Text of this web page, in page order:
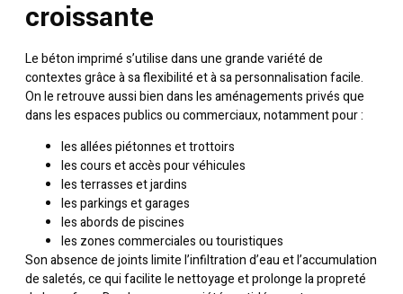
croissante
Le béton imprimé s’utilise dans une grande variété de
contextes grâce à sa flexibilité et à sa personnalisation facile.
On le retrouve aussi bien dans les aménagements privés que
dans les espaces publics ou commerciaux, notamment pour :
les allées piétonnes et trottoirs
les cours et accès pour véhicules
les terrasses et jardins
les parkings et garages
les abords de piscines
les zones commerciales ou touristiques
Son absence de joints limite l’infiltration d’eau et l’accumulation
de saletés, ce qui facilite le nettoyage et prolonge la propreté